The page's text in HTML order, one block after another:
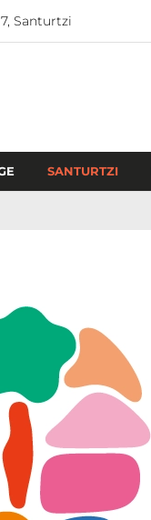
Santurtzi
SANTURTZI